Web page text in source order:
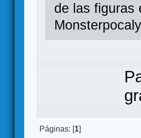
de las figuras
Páginas: [1]